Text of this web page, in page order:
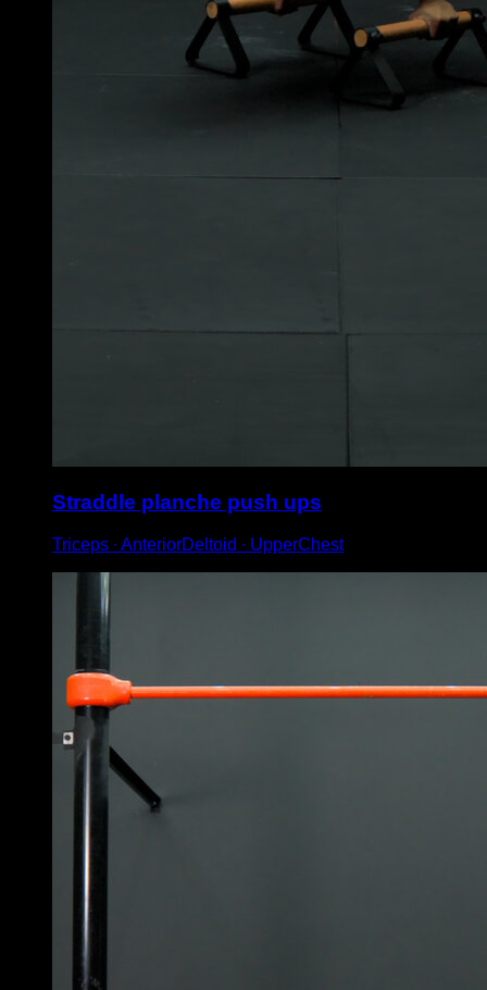
Straddle planche push ups
Triceps ∙ AnteriorDeltoid ∙ UpperChest